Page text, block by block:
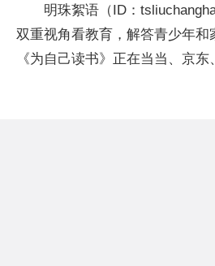
明珠絮语（ID：
双重视角看教育，解答青少年和
《为自己读书》正在当当、京东